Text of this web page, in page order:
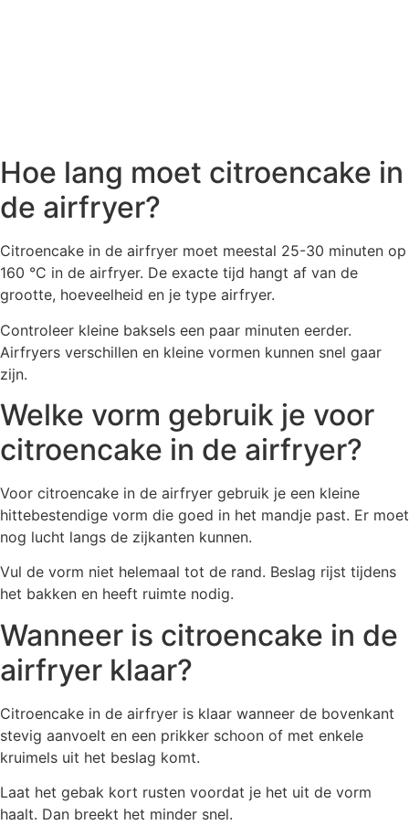
Hoe lang moet citroencake in
de airfryer?
Citroencake in de airfryer moet meestal 25-30 minuten op
160 °C in de airfryer. De exacte tijd hangt af van de
grootte, hoeveelheid en je type airfryer.
Controleer kleine baksels een paar minuten eerder.
Airfryers verschillen en kleine vormen kunnen snel gaar
zijn.
Welke vorm gebruik je voor
citroencake in de airfryer?
Voor citroencake in de airfryer gebruik je een kleine
hittebestendige vorm die goed in het mandje past. Er moet
nog lucht langs de zijkanten kunnen.
Vul de vorm niet helemaal tot de rand. Beslag rijst tijdens
het bakken en heeft ruimte nodig.
Wanneer is citroencake in de
airfryer klaar?
Citroencake in de airfryer is klaar wanneer de bovenkant
stevig aanvoelt en een prikker schoon of met enkele
kruimels uit het beslag komt.
Laat het gebak kort rusten voordat je het uit de vorm
haalt. Dan breekt het minder snel.